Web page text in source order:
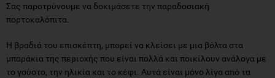
Σας παροτρύνουμε να δοκιμάσετε την παραδοσιακή
πορτοκαλόπιτα.
Η βραδιά του επισκέπτη, μπορεί να κλείσει με μια βόλτα στα
μπαράκια της περιοχής που είναι πολλά και ποικίλουν ανάλογα με
το γούστο, την ηλικία και το κέφι. Αυτά είναι μόνο λίγα από τα